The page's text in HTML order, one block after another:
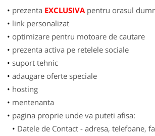
prezenta EXCLUSIVApentru orasul
link personalizat
optimizare pentru motoare de cautare
prezenta activa pe retelele sociale
suport tehnic
adaugare oferte speciale
hosting
mentenanta
pagina proprie unde va puteti afisa:
Datele de Contact - adresa, telefoane,